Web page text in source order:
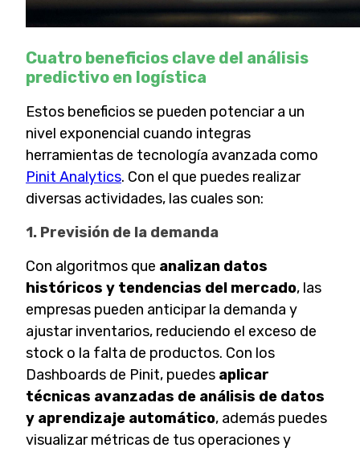
Cuatro beneficios clave del análisis
predictivo en logística
Estos beneficios se pueden potenciar a un
nivel exponencial cuando integras
herramientas de tecnología avanzada como
Pinit Analytics. Con el que puedes realizar
diversas actividades, las cuales son:
1. Previsión de la demanda
Con algoritmos que analizan datos
históricos y tendencias del mercado, las
empresas pueden anticipar la demanda y
ajustar inventarios, reduciendo el exceso de
stock o la falta de productos. Con los
Dashboards de Pinit, puedes aplicar
técnicas avanzadas de análisis de datos
y aprendizaje automático, además puedes
visualizar métricas de tus operaciones y